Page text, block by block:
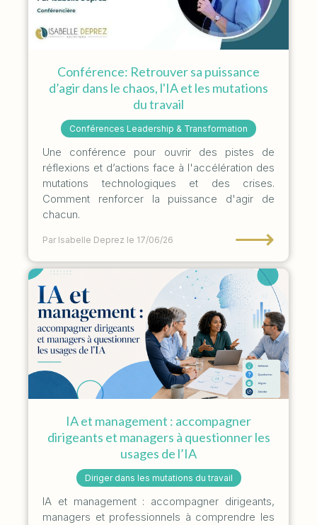
Conférence: Retrouver sa puissance
d’agir dans le chaos, l'IA et les mutations
du travail
Conférences Leadership & Transformation
Une conférence pour ouvrir des pistes de
réflexions et d’actions face à l'accélération des
mutations technologiques et des crises.
Comment renforcer la puissance d'agir de
chacun.
Par Isabelle Deprez le 17/06/26 ⟶
IA et management : accompagner
dirigeants et managers à questionner les
usages de l’IA
Diriger dans les mutations du travail
IA et management : accompagner dirigeants,
managers et professionnels à comprendre les